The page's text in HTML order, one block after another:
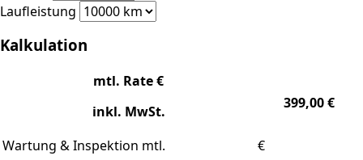
Laufleistung
Kalkulation
mtl. Rate €
inkl. MwSt.
399,00€
Wartung & Inspektion mtl.
€